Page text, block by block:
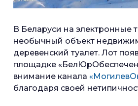
В Беларуси на электронные
необычный объект
деревенский туалет. Лот
площадке
внимание канала
благодаря своей